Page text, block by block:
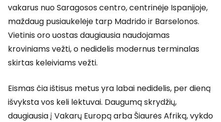
vakarus nuo Saragosos centro, centrinėje Ispanijoje,
maždaug pusiaukelėje tarp Madrido ir Barselonos.
Vietinis oro uostas daugiausia naudojamas
kroviniams vežti, o nedidelis modernus terminalas
skirtas keleiviams vežti.
Eismas čia ištisus metus yra labai nedidelis, per dieną
išvyksta vos keli lėktuvai. Daugumą skrydžių,
daugiausia į Vakarų Europą arba Šiaurės Afriką, vykdo